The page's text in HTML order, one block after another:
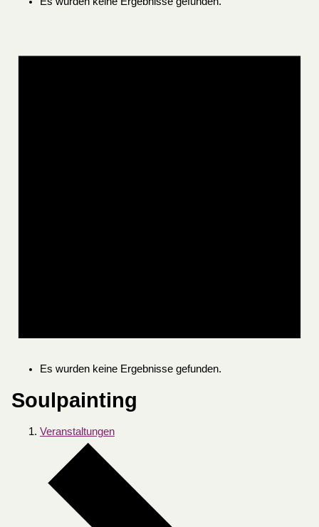
Es wurden keine Ergebnisse gefunden.
Soulpainting
Veranstaltungen